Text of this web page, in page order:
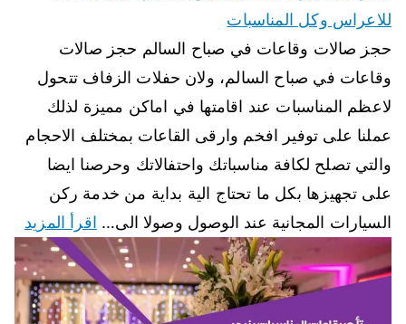
للاعراس وكل المناسبات
حجز صالات وقاعات في صباح السالم حجز صالات
وقاعات في صباح السالم، ولان حفلات الزفاف تتحول
لاعظم المناسبات عند اقامتها في اماكن مميزة لذلك
عملنا على توفير افخم وارقى القاعات بمختلف الاحجام
والتي تصلح لكافة مناسباتك واحتفالاتك وحرصنا ايضا
على تجهيزها بكل ما تحتاج الية بداية من خدمة ركن
السيارات المجانية عند الوصول وصولا الى… اقرأ المزيد